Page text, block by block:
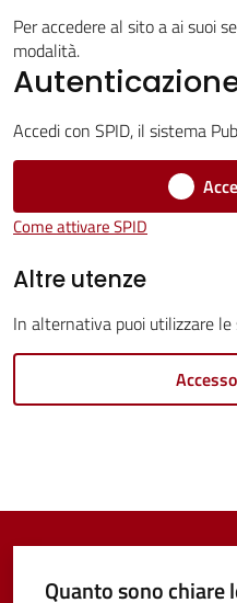
Novità
Menu selezionato
Castel
Guelfo
online
Per accedere al sito a ai suoi
modalità.
Accedi con SPID, il sistema
Come attivare SPID
Altre utenze
In alternativa puoi utilizzare
Quanto sono chiare